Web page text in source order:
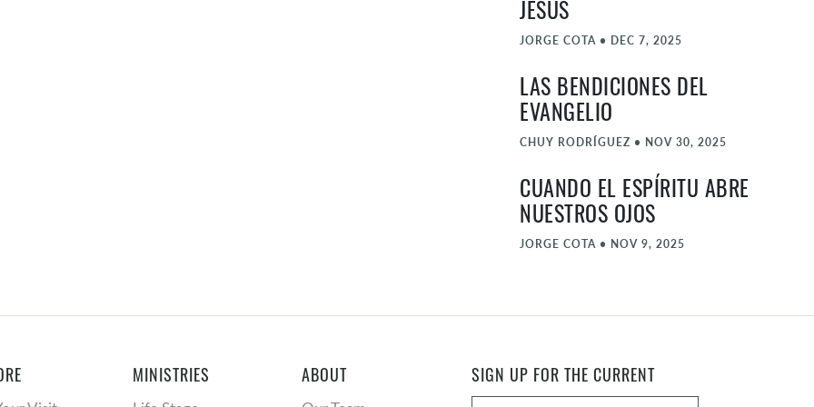
JESÚS
JORGE COTA • DEC 7, 2025
LAS BENDICIONES DEL
EVANGELIO
CHUY RODRÍGUEZ • NOV 30, 2025
CUANDO EL ESPÍRITU ABRE
NUESTROS OJOS
JORGE COTA • NOV 9, 2025
QUE SERVIR
CEGADO POR EL HÁBITO DE
MINISTRIES ABOUT SIGN UP FOR THE CURRENT